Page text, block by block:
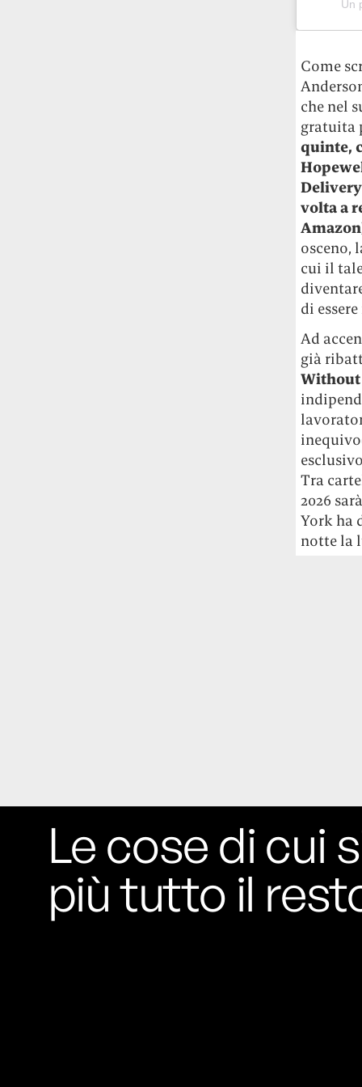
Un
Come
che nel
gratuita
quinte,
volta a
osceno,
cui il
di
Ad
già
Without
Tra
2026
York ha
notte la
Le cose di cui
più tutto il